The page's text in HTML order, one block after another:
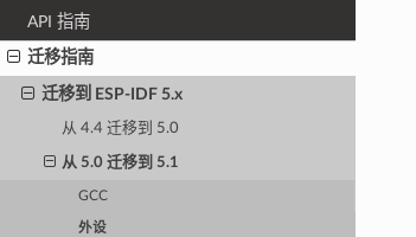
API 指南
迁移指南
迁移到 ESP-IDF 5.x
从 4.4 迁移到 5.0
从 5.0 迁移到 5.1
GCC
外设